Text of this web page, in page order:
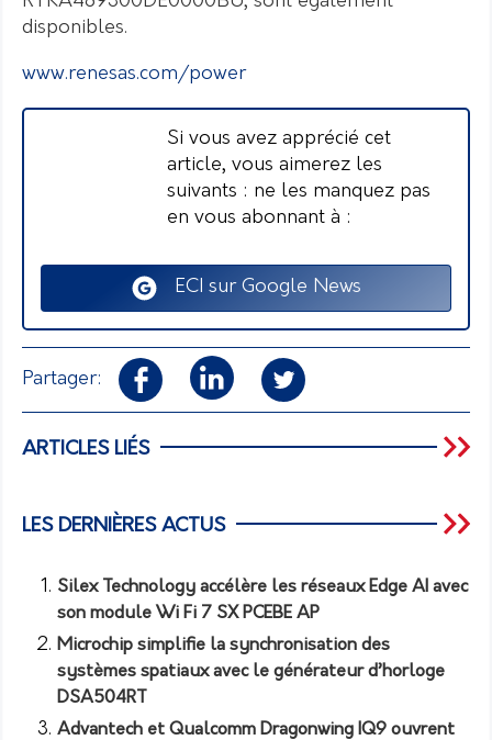
disponibles.
www.renesas.com/power
Si vous avez apprécié cet
article, vous aimerez les
suivants : ne les manquez pas
en vous abonnant à :
ECI sur Google News
Partager:
ARTICLES LIÉS
LES DERNIÈRES ACTUS
Silex Technology accélère les réseaux Edge AI avec
son module Wi Fi 7 SX PCEBE AP
Microchip simplifie la synchronisation des
systèmes spatiaux avec le générateur d’horloge
DSA504RT
Advantech et Qualcomm Dragonwing IQ9 ouvrent